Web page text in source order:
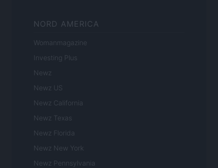
NORD AMERICA
Womanmagazine
Investing Plus
Newz
Newz US
Newz California
Newz Texas
Newz Florida
Newz New York
Newz Pennsylvania